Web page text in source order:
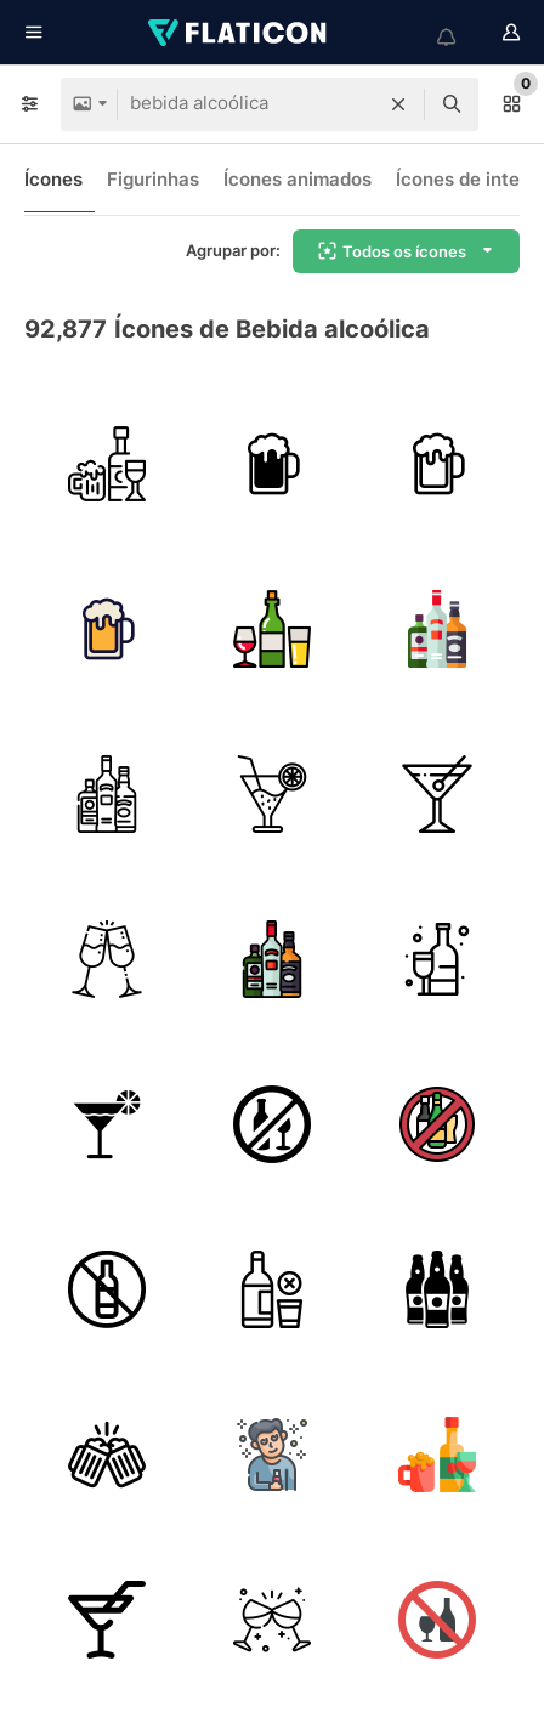
0
Ícones Figurinhas Ícones animados Ícones de
Agrupar por: Todos os ícones
92,877 Ícones de Bebida alcoólica